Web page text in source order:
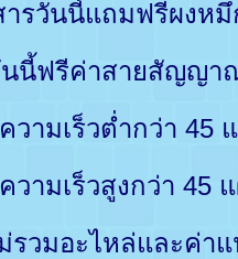
ยเอกสาร
นนี้ฟรีค่าสายสัญญา
วามเร็วต่ำกว่า 45
วามเร็วสูงกว่า 45
วมอะไหล่และค่าแ